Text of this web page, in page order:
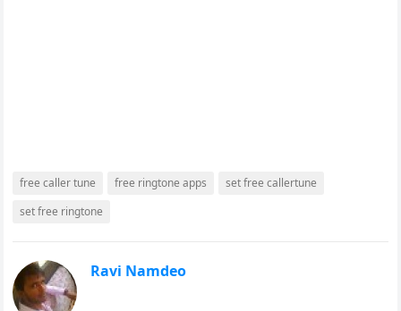
free caller tune free ringtone apps
set free callertune
set free ringtone
Ravi Namdeo